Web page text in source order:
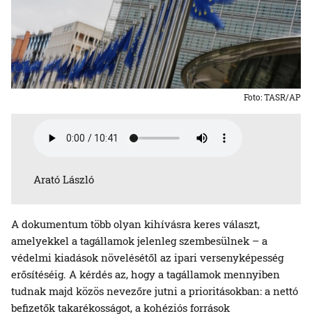
Foto: TASR/AP
Arató László
A dokumentum több olyan kihívásra keres választ,
amelyekkel a tagállamok jelenleg szembesülnek – a
védelmi kiadások növelésétől az ipari versenyképesség
erősítéséig. A kérdés az, hogy a tagállamok mennyiben
tudnak majd közös nevezőre jutni a prioritásokban: a nettó
befizetők takarékosságot, a kohéziós források